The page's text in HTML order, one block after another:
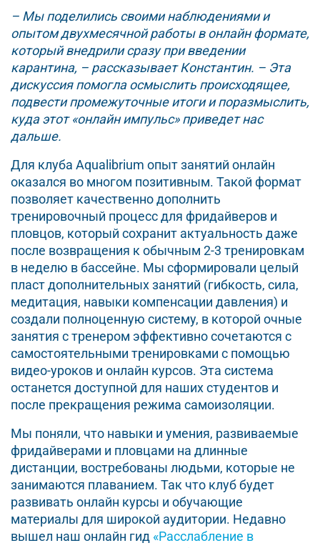
– Мы поделились своими наблюдениями и
опытом двухмесячной работы в онлайн формате,
который внедрили сразу при введении
карантина, – рассказывает Константин. – Эта
дискуссия помогла осмыслить происходящее,
подвести промежуточные итоги и поразмыслить,
куда этот «онлайн импульс» приведет нас
дальше.
Для клуба Aqualibrium опыт занятий онлайн
оказался во многом позитивным. Такой формат
позволяет качественно дополнить
тренировочный процесс для фридайверов и
пловцов, который сохранит актуальность даже
после возвращения к обычным 2-3 тренировкам
в неделю в бассейне. Мы сформировали целый
пласт дополнительных занятий (гибкость, сила,
медитация, навыки компенсации давления) и
создали полноценную систему, в которой очные
занятия с тренером эффективно сочетаются с
самостоятельными тренировками с помощью
видео-уроков и онлайн курсов. Эта система
останется доступной для наших студентов и
после прекращения режима самоизоляции.
Мы поняли, что навыки и умения, развиваемые
фридайверами и пловцами на длинные
дистанции, востребованы людьми, которые не
занимаются плаванием. Так что клуб будет
развивать онлайн курсы и обучающие
материалы для широкой аудитории. Недавно
вышел наш онлайн гид «Расслабление в